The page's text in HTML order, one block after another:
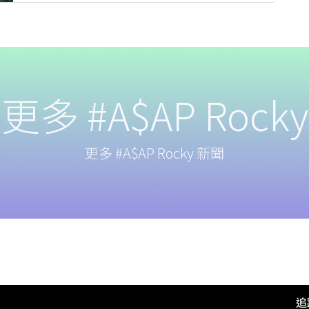
更多 #A$AP Rocky
更多 #A$AP Rocky 新聞